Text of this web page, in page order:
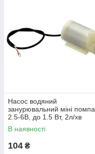
Насос водяний
занурювальний міні помпа
2.5-6В, до 1.5 Вт, 2л/хв
В наявності
104 ₴